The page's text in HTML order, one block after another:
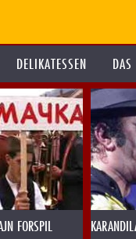
DELIKATESSEN
FORSPIL